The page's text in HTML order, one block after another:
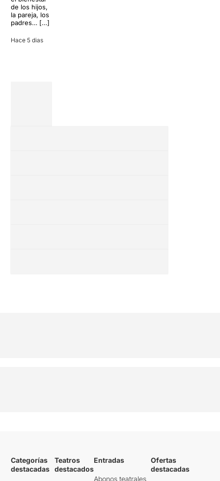
de los hijos,
la pareja, los
padres… […]
Hace 5 dias
Categorías
destacadas
Teatros
destacados
Entradas
Abonos teatrales
Ofertas
destacadas